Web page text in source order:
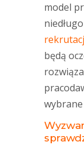
model
będą